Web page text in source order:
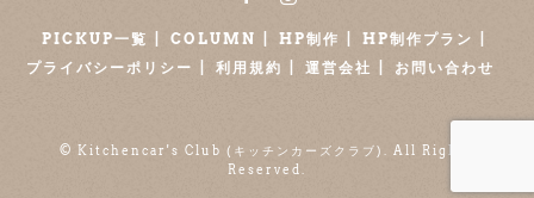
PICKUP一覧 COLUMN HP制作
HP制作プラン
プライバシーポリシー
利用規約 運営会社 お問い合わせ
© Kitchencar's Club (キッチンカーズクラブ) . All Rights
Reserved.